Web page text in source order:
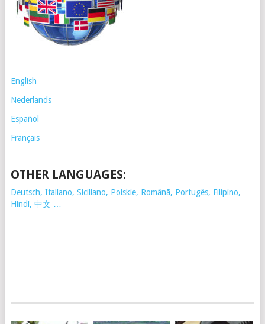
English
Nederlands
Español
Français
OTHER LANGUAGES:
Deutsch, Italiano, Siciliano, Polskie, Românã, Portugês, Filipino,
Hindi, 中文 …